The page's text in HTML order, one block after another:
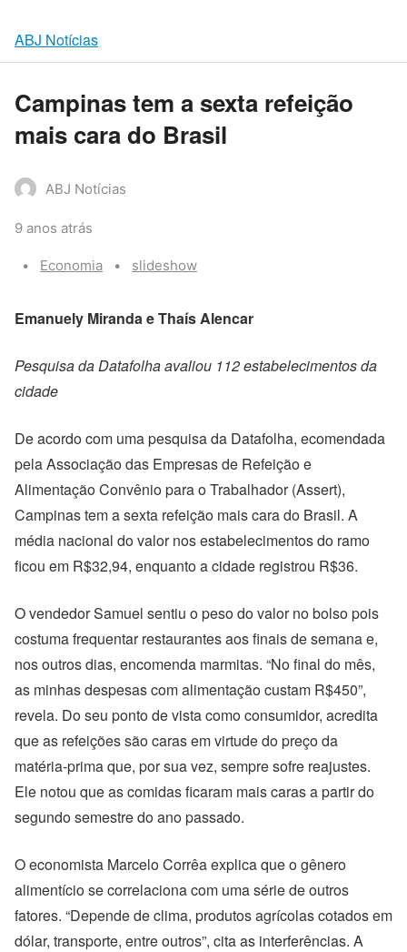
ABJ Notícias
Campinas tem a sexta refeição
mais cara do Brasil
ABJ Notícias
9 anos atrás
Categories:
Economia Tags:
slideshow
Emanuely Miranda e Thaís Alencar
Pesquisa da Datafolha avaliou 112 estabelecimentos da
cidade
De acordo com uma pesquisa da Datafolha, ecomendada
pela Associação das Empresas de Refeição e
Alimentação Convênio para o Trabalhador (Assert),
Campinas tem a sexta refeição mais cara do Brasil. A
média nacional do valor nos estabelecimentos do ramo
ficou em R$32,94, enquanto a cidade registrou R$36.
O vendedor Samuel sentiu o peso do valor no bolso pois
costuma frequentar restaurantes aos finais de semana e,
nos outros dias, encomenda marmitas. “No final do mês,
as minhas despesas com alimentação custam R$450”,
revela. Do seu ponto de vista como consumidor, acredita
que as refeições são caras em virtude do preço da
matéria-prima que, por sua vez, sempre sofre reajustes.
Ele notou que as comidas ficaram mais caras a partir do
segundo semestre do ano passado.
O economista Marcelo Corrêa explica que o gênero
alimentício se correlaciona com uma série de outros
fatores. “Depende de clima, produtos agrícolas cotados em
dólar, transporte, entre outros”, cita as interferências. A